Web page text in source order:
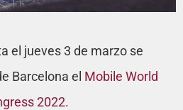
el jueves 3 de marzo se
Barcelona el Mobile World
2022.